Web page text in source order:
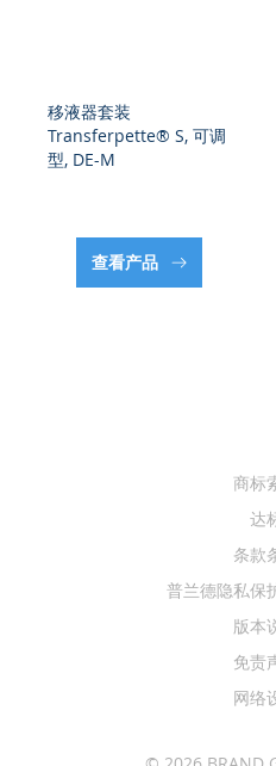
移液器套装
Transferpette® S, 可调
型, DE-M
查看产品
商标
达
条款
普兰德隐私保
版本
免责
网络